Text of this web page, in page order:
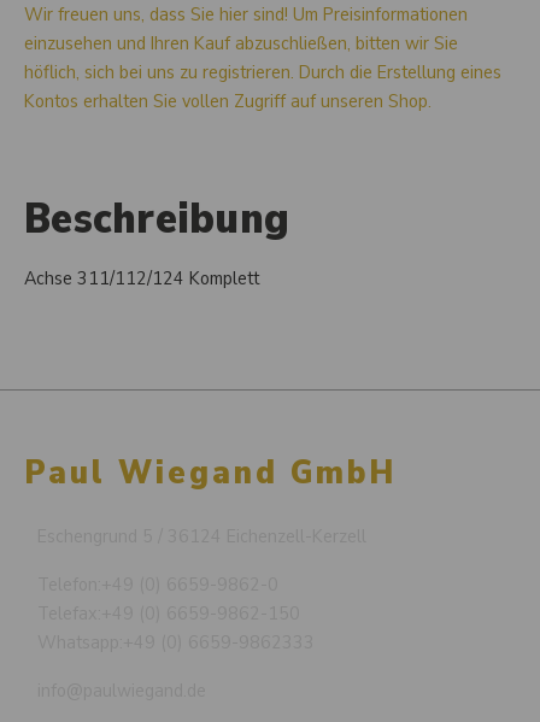
Wir freuen uns, dass Sie hier sind! Um Preisinformationen
einzusehen und Ihren Kauf abzuschließen, bitten wir Sie
höflich, sich bei uns zu registrieren. Durch die Erstellung eines
Kontos erhalten Sie vollen Zugriff auf unseren Shop.
Beschreibung
Achse 311/112/124 Komplett
Paul Wiegand GmbH